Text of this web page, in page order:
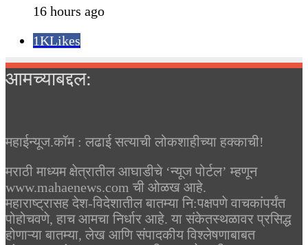
16 hours ago
1KLikes
आमच्याबद्दल:
महाईन्यूज.कॉम : लढाई सत्याची लोकशाहीच्या हक्काची!
मराठी माध्यम क्षेत्रातील आघाडीचे ‘न्यूज पोर्टल’ म्हणून
www.mahaenews.com ची ओळख आहे.
महाराष्ट्रासह देश-विदेशातील बातम्या नि:पक्षपणे वाचकांपर्यंत
पोहोचवणे, हाच आमचा निर्धार आहे. या संकेतस्थळावर प्रसिद्ध
होणाऱ्या बातम्या, लेख आणि संपादकीय विश्लेषणाबाबत